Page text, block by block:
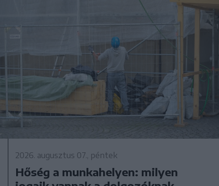
2026. augusztus 07., péntek
Hőség a munkahelyen: milyen